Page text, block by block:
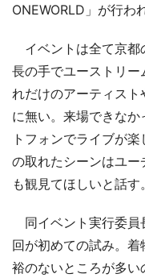
ONEWORLD」が行わ
イベントは全て京都
長の手でユーストリー
れだけのアーティス
に無い。来場できな
トフォンでライブが
の取れたシーンはユ
も観見てほしいと話す。
同イベント実行委員
回が初めての試み。
裕のないところが多